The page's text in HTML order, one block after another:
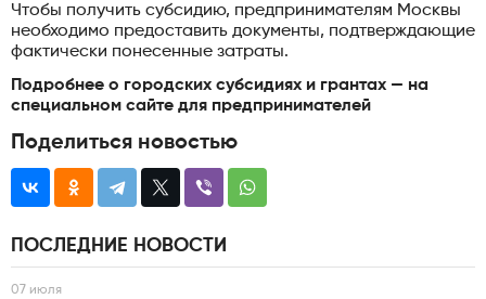
Чтобы получить субсидию, предпринимателям Москвы
необходимо предоставить документы, подтверждающие
фактически понесенные затраты.
Подробнее о городских субсидиях и грантах — на
специальном сайте для предпринимателей
Поделиться новостью
ПОСЛЕДНИЕ НОВОСТИ
07 июля